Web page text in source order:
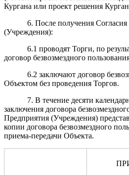
Кургана или проект решения
6. После получения
(Учреждения):
6.1 проводят Торги, по
договор безвозмездного
6.2 заключают договор
Объектом без проведения Торгов.
7. В течение десяти
заключения договора
Предприятия (Учреждения)
копии договора безвозмездного
приема-передачи Объекта.